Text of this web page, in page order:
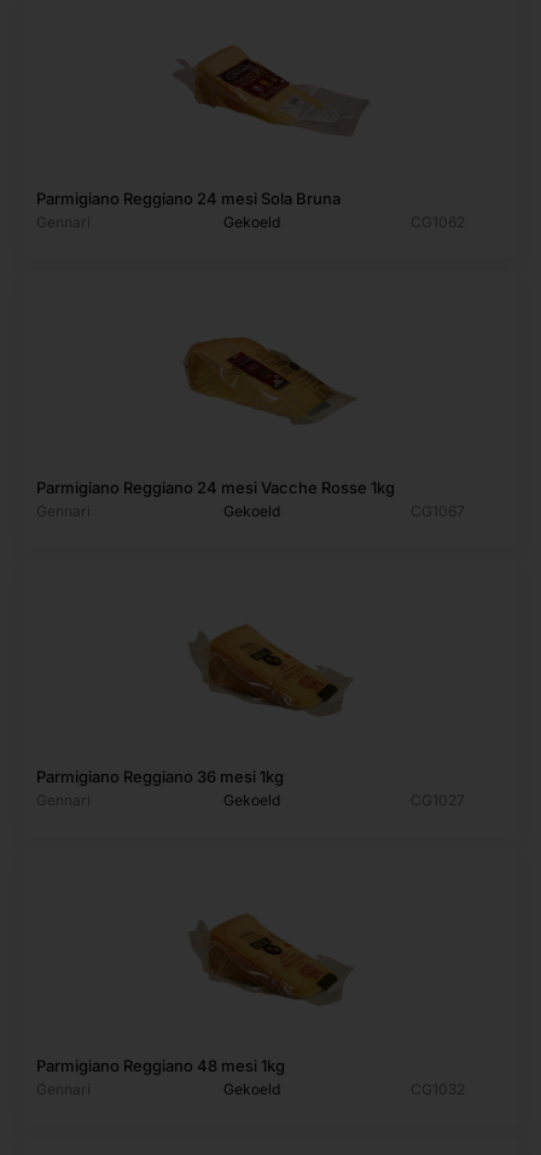
Parmigiano Reggiano 24 mesi Sola Bruna
Gennari Gekoeld CG1062
Parmigiano Reggiano 24 mesi Vacche Rosse 1kg
Gennari Gekoeld CG1067
Parmigiano Reggiano 36 mesi 1kg
Gennari Gekoeld CG1027
Parmigiano Reggiano 48 mesi 1kg
Gennari Gekoeld CG1032